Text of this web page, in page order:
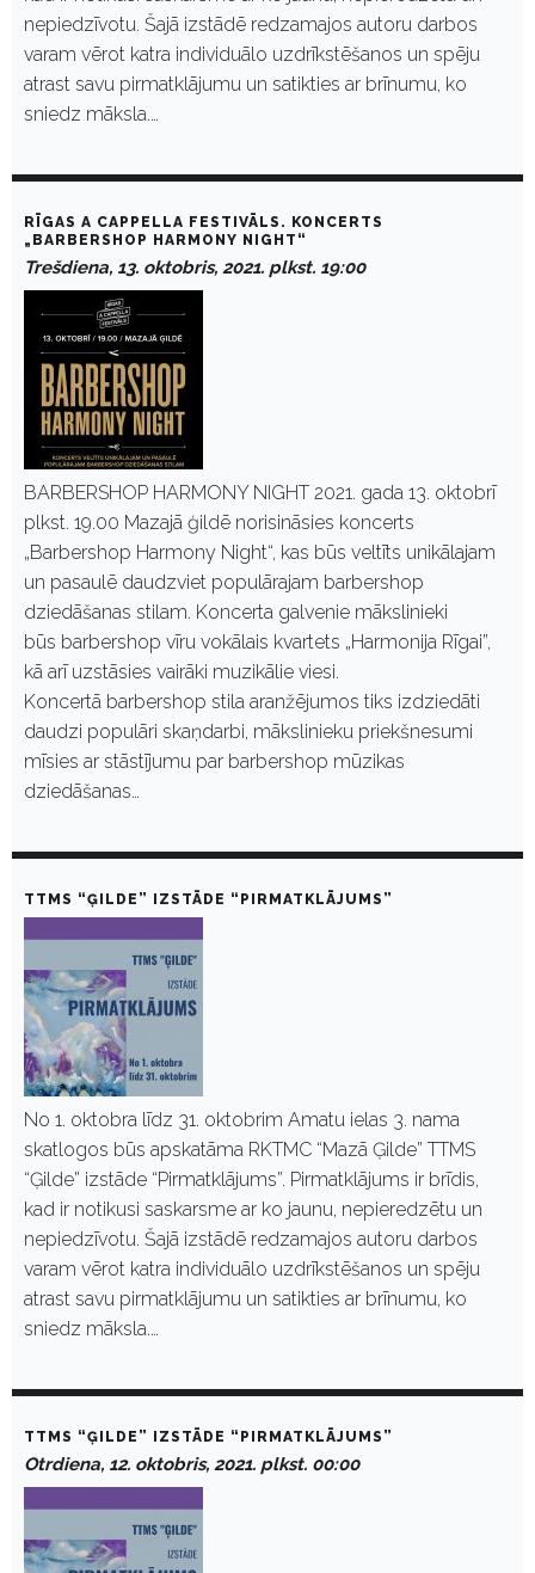
nepiedzīvotu. Šajā izstādē redzamajos autoru darbos
varam vērot katra individuālo uzdrīkstēšanos un spēju
atrast savu pirmatklājumu un satikties ar brīnumu, ko
sniedz māksla.…
RĪGAS A CAPPELLA FESTIVĀLS. KONCERTS
„BARBERSHOP HARMONY NIGHT“
Trešdiena, 13. oktobris, 2021. plkst. 19:00
BARBERSHOP HARMONY NIGHT 2021. gada 13. oktobrī
plkst. 19.00 Mazajā ģildē norisināsies koncerts
„Barbershop Harmony Night“, kas būs veltīts unikālajam
un pasaulē daudzviet populārajam barbershop
dziedāšanas stilam. Koncerta galvenie mākslinieki
būs barbershop vīru vokālais kvartets „Harmonija Rīgai”,
kā arī uzstāsies vairāki muzikālie viesi.
Koncertā barbershop stila aranžējumos tiks izdziedāti
daudzi populāri skaņdarbi, mākslinieku priekšnesumi
mīsies ar stāstījumu par barbershop mūzikas
dziedāšanas…
TTMS “ĢILDE” IZSTĀDE “PIRMATKLĀJUMS”
No 1. oktobra līdz 31. oktobrim Amatu ielas 3. nama
skatlogos būs apskatāma RKTMC “Mazā Ģilde” TTMS
“Ģilde” izstāde “Pirmatklājums”. Pirmatklājums ir brīdis,
kad ir notikusi saskarsme ar ko jaunu, nepieredzētu un
nepiedzīvotu. Šajā izstādē redzamajos autoru darbos
varam vērot katra individuālo uzdrīkstēšanos un spēju
atrast savu pirmatklājumu un satikties ar brīnumu, ko
sniedz māksla.…
TTMS “ĢILDE” IZSTĀDE “PIRMATKLĀJUMS”
Otrdiena, 12. oktobris, 2021. plkst. 00:00